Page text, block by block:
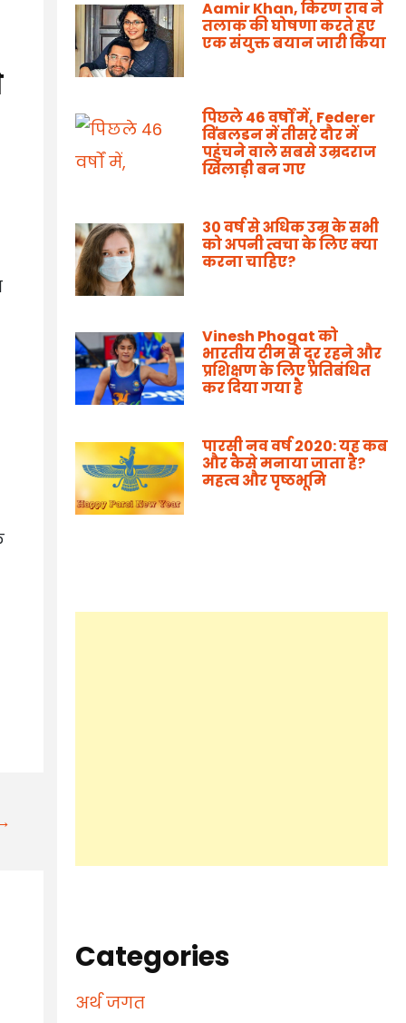
Aamir Khan, किरण राव ने
तलाक की घोषणा करते हुए
एक संयुक्त बयान जारी किया
पिछले 46 वर्षों में, Federer
विंबलडन में तीसरे दौर में
पहुंचने वाले सबसे उम्रदराज
खिलाड़ी बन गए
30 वर्ष से अधिक उम्र के सभी
को अपनी त्वचा के लिए क्या
करना चाहिए?
Vinesh Phogat को
भारतीय टीम से दूर रहने और
प्रशिक्षण के लिए प्रतिबंधित
कर दिया गया है
पारसी नव वर्ष 2020: यह कब
और कैसे मनाया जाता है?
महत्व और पृष्ठभूमि
Categories
अर्थ जगत